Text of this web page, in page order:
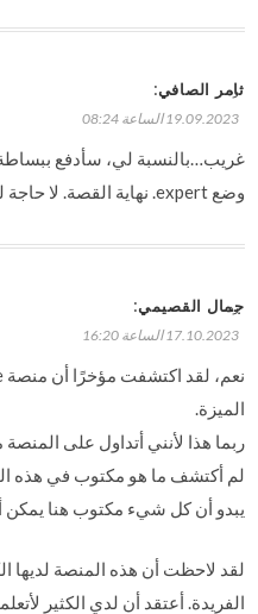
ثامر الصافي:
19.09.2023 الساعة 08:24
غريب…بالنسبة لي، سأدفع
وضع expert. نهاية القصة. لا حاجة لكل ذلك.
رد
جمال القصيمي:
17.10.2023 الساعة 16:20
الميزة.
ربما هذا لأنني أتداول على
لم أكتشف ما هو مكتوب في هذه
يبدو أن كل شيء مكتوب هنا يمكن
لقد لاحظت أن هذه المنصة لديها
الفريدة. أعتقد أن لدي الكثير
رد